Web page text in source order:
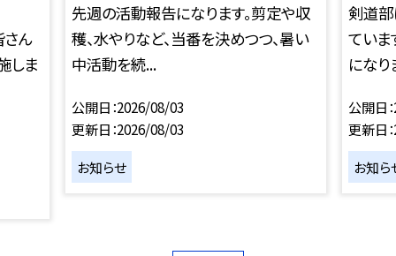
さん
しま
先週の活動報告になります。剪定や収
穫、水やりなど、当番を決めつつ、暑い
中活動を続...
公開日 2026/08/03
更新日 2026/08/03
お知らせ
剣道部
ていま
になり
公開日
更新日
お知ら